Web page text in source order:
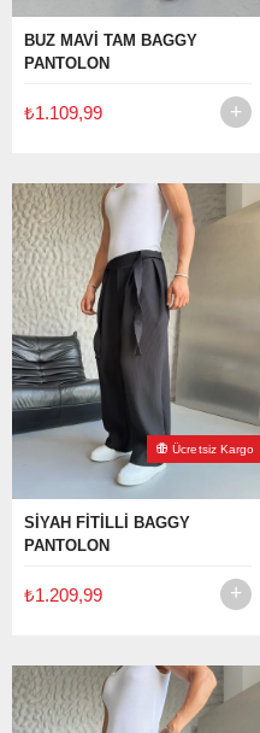
BUZ MAVİ TAM BAGGY
PANTOLON
₺1.109,99
SİYAH FİTİLLİ BAGGY
PANTOLON
₺1.209,99
Ücretsiz Kargo